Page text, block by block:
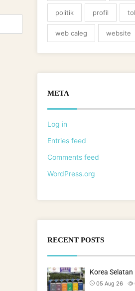
politik profil
web caleg website
META
Log in
Entries feed
Comments feed
WordPress.org
RECENT POSTS
Korea Selatan
05 Aug 26